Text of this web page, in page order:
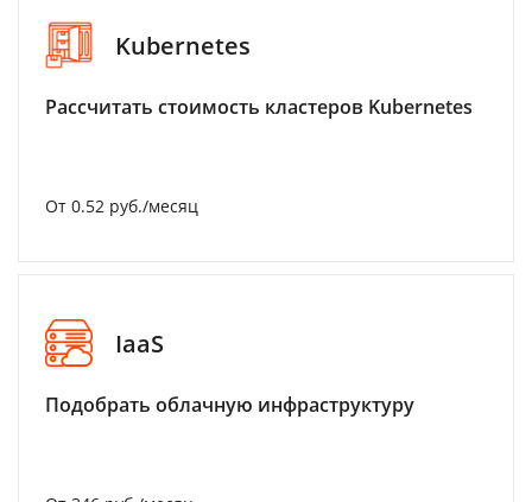
Kubernetes
Рассчитать стоимость кластеров Kubernetes
От 0.52 руб./месяц
IaaS
Подобрать облачную инфраструктуру